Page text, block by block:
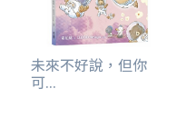
未來不好說，但你
可...